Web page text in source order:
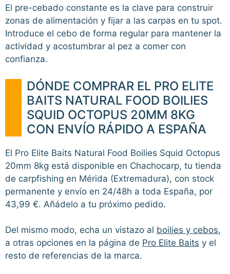
El pre-cebado constante es la clave para construir
zonas de alimentación y fijar a las carpas en tu spot.
Introduce el cebo de forma regular para mantener la
actividad y acostumbrar al pez a comer con
confianza.
DÓNDE COMPRAR EL PRO ELITE
BAITS NATURAL FOOD BOILIES
SQUID OCTOPUS 20MM 8KG
CON ENVÍO RÁPIDO A ESPAÑA
El Pro Elite Baits Natural Food Boilies Squid Octopus
20mm 8kg está disponible en Chachocarp, tu tienda
de carpfishing en Mérida (Extremadura), con stock
permanente y envío en 24/48h a toda España, por
43,99 €. Añádelo a tu próximo pedido.
Del mismo modo, echa un vistazo al boilies y cebos,
a otras opciones en la página de Pro Elite Baits y el
resto de referencias de la marca.